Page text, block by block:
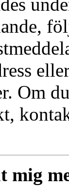
Om
mig